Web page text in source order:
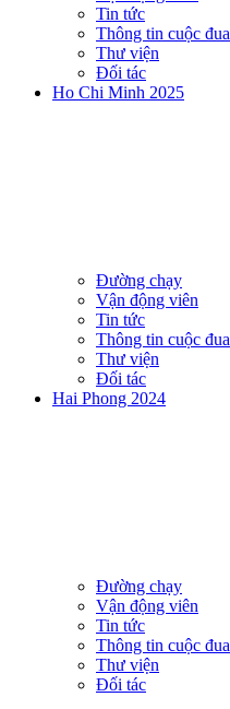
Tin tức
Thông tin cuộc đua
Thư viện
Đối tác
Ho Chi Minh 2025
Đường chạy
Vận động viên
Tin tức
Thông tin cuộc đua
Thư viện
Đối tác
Hai Phong 2024
Đường chạy
Vận động viên
Tin tức
Thông tin cuộc đua
Thư viện
Đối tác